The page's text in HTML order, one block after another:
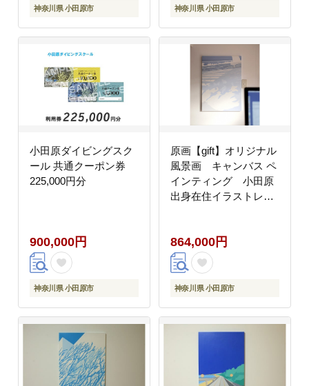
神奈川県 小田原市
県 小田原市 】
神奈川県 小田原市
小田原ダイビングスク
ール 共通クーポン券
225,000円分
900,000円
神奈川県 小田原市
原画【gift】オリジナル
風景画 キャンバス ペ
インティング 小田原
出身在住イラストレー
景 海 空 山
864,000円
神奈川県 小田原市